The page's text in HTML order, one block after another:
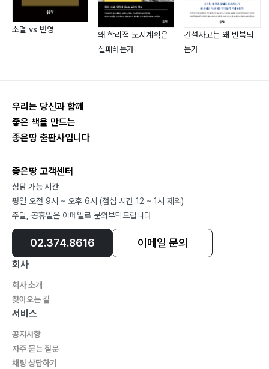
주석
가를 제대로 알 때, 국가는 시민을 두려워하게 된다. 흐릿
한 시민이 아니라 해상도 높고 중심이 잡힌 시민들. 그런
시민의 존재 자체가 곧 ‘훌륭한’ 국가의 조건일 것이다.
국가는 정부이기도 하고, 법체계이기도 하며, 법인격이기
도 하다는 점을 함께 보아야 한다. 이 세 얼굴을 동시에 볼
때에야 비로소 국가가 무엇인지, 왜 법치주의가 중요한지,
국가가 시민에게 무엇을 약속해야 하는지가 분명해진다.
(p.57)
국가가 ‘정당한 폭력’을 독점하지 못하면 사회는 곧바로
무질서로 귀결된다는 전제를 비교적 쉽게 받아들인다는
성립하는 것은 아님을 보여 준다. 국가의 통제력이 약한
상황에서도 일정한 사회적 질서는 자생적으로 형성될 수
소멸 vs 번영
왜 합리적 도시계획은
실패하는가
건설사고는 왜 반복되
는가
우리는 당신과 함께
좋은 책을 만드는
좋은땅 출판사입니다
좋은땅 고객센터
상담 가능 시간
평일 오전 9시 ~ 오후 6시 (점심 시간 12 ~ 1시 제외)
주말, 공휴일은 이메일로 문의부탁드립니다
02.374.8616 이메일 문의
회사
회사 소개
찾아오는 길
서비스
공지사항
자주 묻는 질문
채팅 상담하기